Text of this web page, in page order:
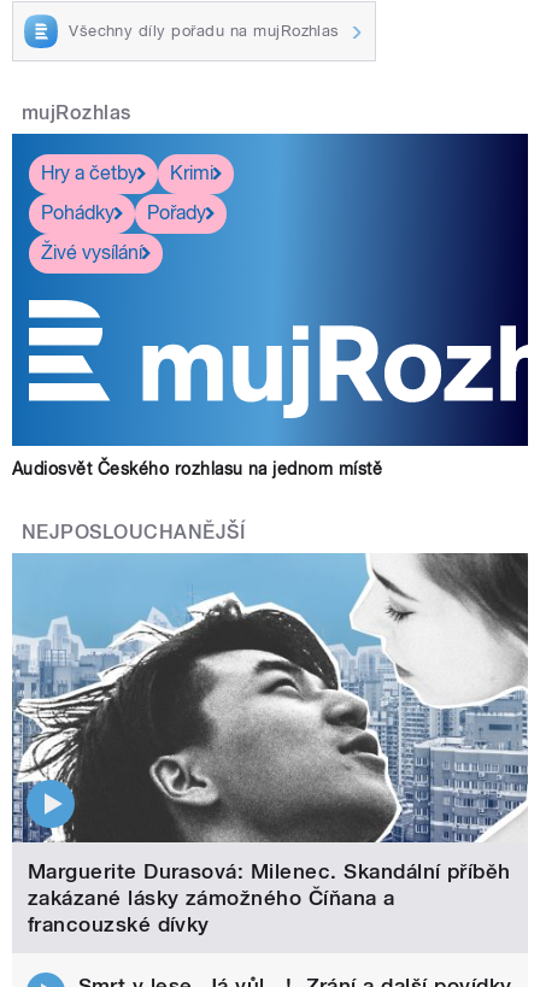
Všechny díly pořadu na mujRozhlas
mujRozhlas
Hry a četby
Krimi
Pohádky
Pořady
Živé vysílání
Audiosvět Českého rozhlasu na jednom místě
NEJPOSLOUCHANĚJŠÍ
Marguerite Durasová: Milenec. Skandální příběh
zakázané lásky zámožného Číňana a
francouzské dívky